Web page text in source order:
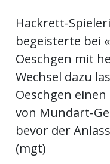
Hackrett-
begeisterte bei
Oeschgen mit
Wechsel dazu
Oeschgen
von Mundart-
bevor der
(mgt)